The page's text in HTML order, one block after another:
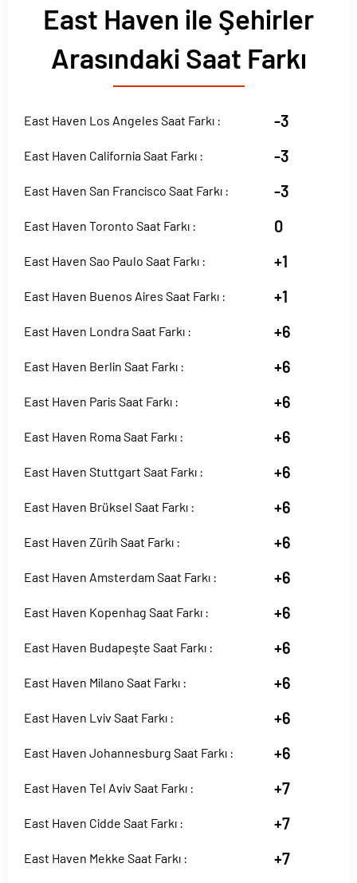
East Haven ile Şehirler
Arasındaki Saat Farkı
East Haven Los Angeles Saat Farkı : -3
East Haven California Saat Farkı : -3
East Haven San Francisco Saat Farkı : -3
East Haven Toronto Saat Farkı : 0
East Haven Sao Paulo Saat Farkı : +1
East Haven Buenos Aires Saat Farkı : +1
East Haven Londra Saat Farkı : +6
East Haven Berlin Saat Farkı : +6
East Haven Paris Saat Farkı : +6
East Haven Roma Saat Farkı : +6
East Haven Stuttgart Saat Farkı : +6
East Haven Brüksel Saat Farkı : +6
East Haven Zürih Saat Farkı : +6
East Haven Amsterdam Saat Farkı : +6
East Haven Kopenhag Saat Farkı : +6
East Haven Budapeşte Saat Farkı : +6
East Haven Milano Saat Farkı : +6
East Haven Lviv Saat Farkı : +6
East Haven Johannesburg Saat Farkı : +6
East Haven Tel Aviv Saat Farkı : +7
East Haven Cidde Saat Farkı : +7
East Haven Mekke Saat Farkı : +7